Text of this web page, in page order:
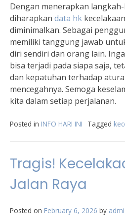
Dengan menerapkan
diharapkan data hk
diminimalkan. Sebagai
memiliki tanggung jawab
diri sendiri dan orang lain.
bisa terjadi pada siapa saja,
dan kepatuhan terhadap
mencegahnya. Semoga
kita dalam setiap perjalanan.
Posted in INFO HARI INI Tagged
Tragis!
Jalan Raya
Posted on February 6, 2026 by